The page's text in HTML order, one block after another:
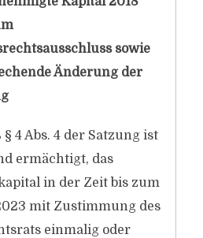
sowie
Änderung der
§ 4 Abs. 4 der Satzung ist
ermächtigt, das
in der Zeit bis zum
mit Zustimmung des
einmalig oder